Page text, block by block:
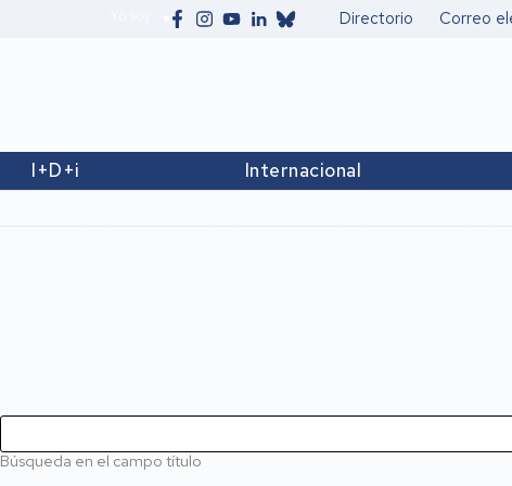
Secundario
Directorio Correo
I+D+i Internacional
Búsqueda en el campo título